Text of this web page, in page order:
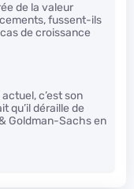
de la valeur
fussent-ils
de croissance
c’est son
qu’il déraille de
Goldman-Sachs en